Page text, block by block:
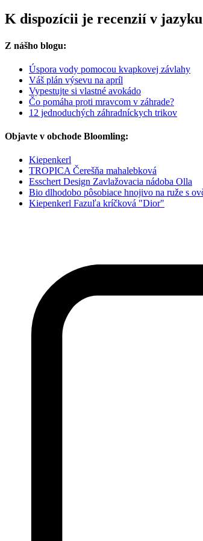
K dispozícii je recenzií v
Z nášho blogu:
Úspora vody pomocou kvapkovej závlahy
Váš plán výsevu na apríl
Vypestujte si vlastné avokádo
Čo pomáha proti mravcom v záhrade?
12 jednoduchých záhradníckych trikov
Objavte v obchode Bloomling:
Kiepenkerl
TROPICA Čerešňa mahalebková
Esschert Design Zavlažovacia nádoba Olla
Bio dlhodobo pôsobiace hnojivo na ruže s
Kiepenkerl Fazuľa kríčková "Dior"